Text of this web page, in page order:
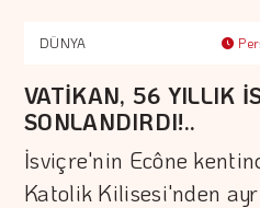
DÜNYA
VATİKAN, 56 YILLIK
SONLANDIRDI!..
İsviçre'nin Ecône
Katolik Kilisesi'nden